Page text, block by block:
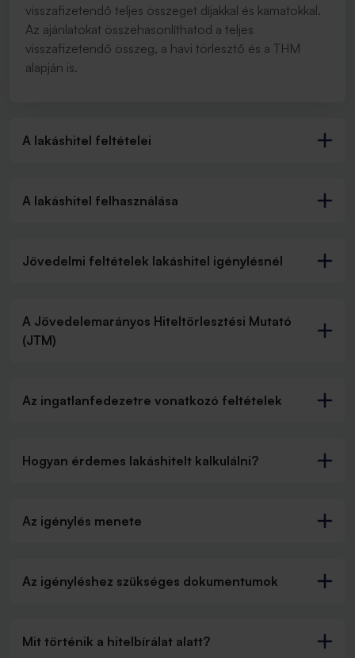
visszafizetendő teljes összeget díjakkal és kamatokkal.
Az ajánlatokat összehasonlíthatod a teljes
visszafizetendő összeg, a havi törlesztő és a THM
alapján is.
A lakáshitel feltételei
A lakáshitel felhasználása
Jövedelmi feltételek lakáshitel igénylésnél
A Jövedelemarányos Hiteltörlesztési Mutató
(JTM)
Az ingatlanfedezetre vonatkozó feltételek
Hogyan érdemes lakáshitelt kalkulálni?
Az igénylés menete
Az igényléshez szükséges dokumentumok
Mit történik a hitelbírálat alatt?